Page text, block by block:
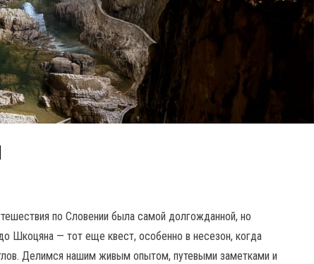
по Словении была самой долгожданной, но
Шкоцяна — тот еще квест, особенно в несезон, когда
Делимся нашим живым опытом, путевыми заметками и